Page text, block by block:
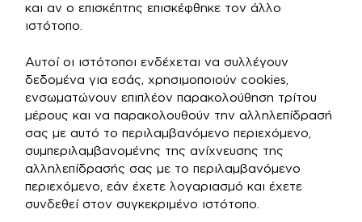
και αν ο επισκέπτης επισκέφθηκε τον άλλο
ιστότοπο.
Αυτοί οι ιστότοποι ενδέχεται να συλλέγουν
δεδομένα για εσάς, χρησιμοποιούν cookies,
ενσωματώνουν επιπλέον παρακολούθηση τρίτου
μέρους και να παρακολουθούν την αλληλεπίδρασή
σας με αυτό το περιλαμβανόμενο περιεχόμενο,
συμπεριλαμβανομένης της ανίχνευσης της
αλληλεπίδρασής σας με το περιλαμβανόμενο
περιεχόμενο, εάν έχετε λογαριασμό και έχετε
συνδεθεί στον συγκεκριμένο ιστότοπο.